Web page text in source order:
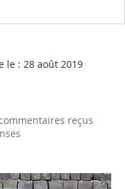
le : 28 août 2019
commentaires reçus